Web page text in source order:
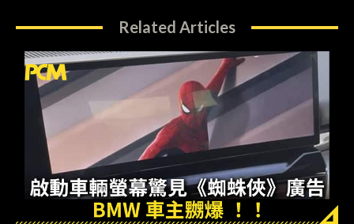
Related Articles